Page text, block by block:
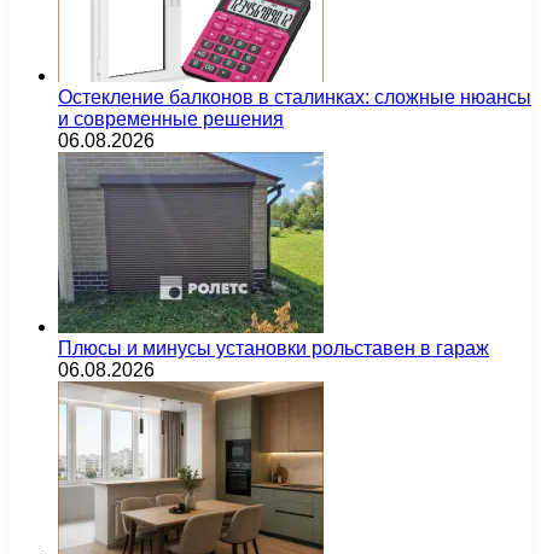
Остекление балконов в сталинках: сложные нюансы
и современные решения
06.08.2026
Плюсы и минусы установки рольставен в гараж
06.08.2026